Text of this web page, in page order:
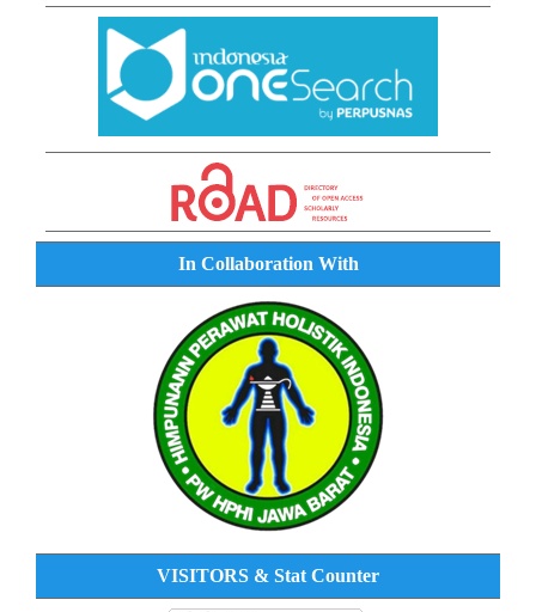
In Collaboration With
VISITORS & Stat Counter